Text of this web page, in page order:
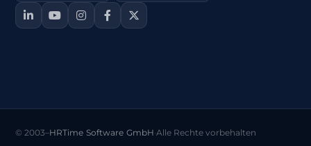
© 2003–HRTime Software GmbH·Alle Rechte vorbehalten